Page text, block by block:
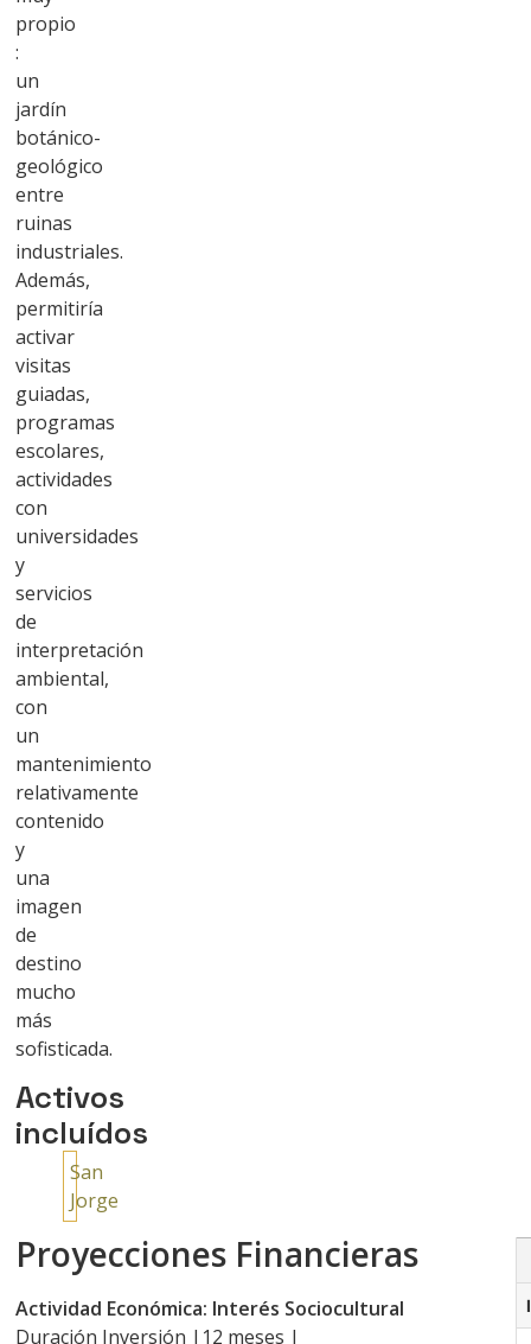
propio
:
un
jardín
botánico-
geológico
entre
ruinas
industriales.
Además,
permitiría
activar
visitas
guiadas,
programas
escolares,
actividades
con
universidades
y
servicios
de
interpretación
ambiental,
con
un
mantenimiento
relativamente
contenido
y
una
imagen
de
destino
mucho
más
sofisticada.
Activos
incluídos
San
Jorge
Proyecciones Financieras
Actividad Económica: Interés Sociocultural
Duración Inversión |12 meses |